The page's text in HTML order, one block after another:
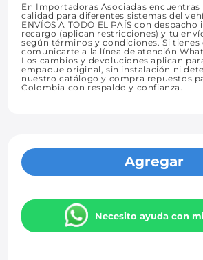
En Importadoras Asociadas encuentras
calidad para diferentes sistemas del
ENVÍOS A TODO EL PAÍS con
recargo (aplican restricciones) y tu
según términos y condiciones. Si tienes
comunicarte a la línea de atención
Los cambios y devoluciones aplican
empaque original, sin instalación ni
nuestro catálogo y compra repuestos
Colombia con respaldo y confianza.
Agregar
Necesito ayuda con